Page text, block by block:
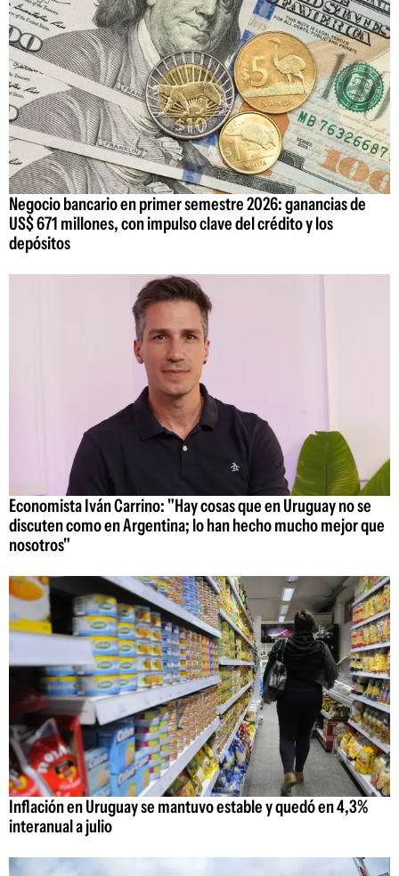
Negocio bancario en primer semestre 2026: ganancias de
US$ 671 millones, con impulso clave del crédito y los
depósitos
Economista Iván Carrino: "Hay cosas que en Uruguay no se
discuten como en Argentina; lo han hecho mucho mejor que
nosotros"
Inflación en Uruguay se mantuvo estable y quedó en 4,3%
interanual a julio